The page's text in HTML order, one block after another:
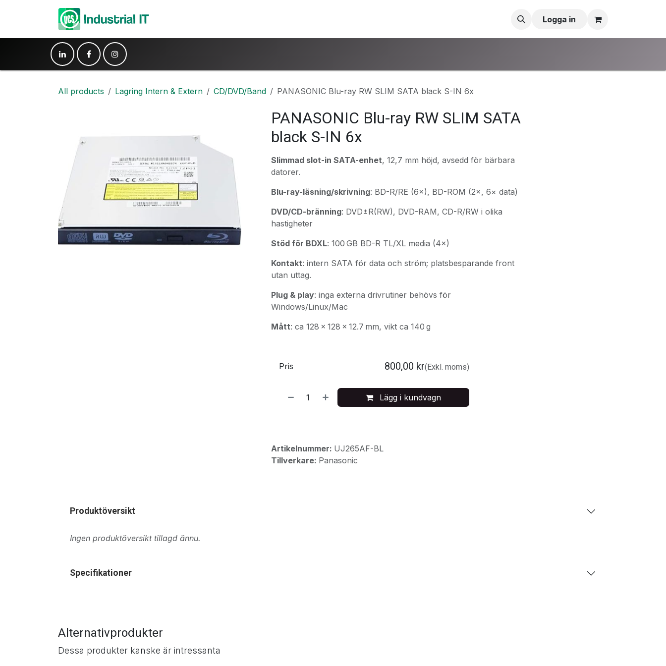
Hoppa till innehåll
Logga in
All products Lagring Intern & Extern CD/DVD/Band PANASONIC Blu-ray RW SLIM SATA black S-IN 6x
PANASONIC Blu-ray RW SLIM SATA
black S-IN 6x
Slimmad slot-in SATA-enhet, 12,7 mm höjd, avsedd för bärbara
datorer.
Blu-ray-läsning/skrivning: BD-R/RE (6×), BD-ROM (2×, 6× data)
DVD/CD-bränning: DVD±R(RW), DVD-RAM, CD-R/RW i olika
hastigheter
Stöd för BDXL: 100 GB BD-R TL/XL media (4×)
Kontakt: intern SATA för data och ström; platsbesparande front
utan uttag.
Plug & play: inga externa drivrutiner behövs för
Windows/Linux/Mac
Mått: ca 128 × 128 × 12.7 mm, vikt ca 140 g
Lägg i kundvagn
Pris 800,00 kr(Exkl. moms)
Artikelnummer: UJ265AF-BL
Tillverkare: Panasonic
Produktöversikt
Ingen produktöversikt tillagd ännu.
Specifikationer
Alternativprodukter
Dessa produkter kanske är intressanta